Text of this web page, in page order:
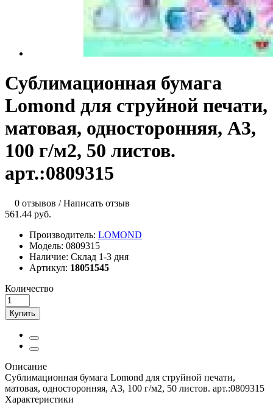
Сублимационная бумага
Lomond для струйной печати,
матовая, односторонняя, А3,
100 г/м2, 50 листов.
арт.:0809315
0 отзывов /Написать отзыв
561.44 руб.
Производитель: LOMOND
Модель: 0809315
Наличие: Склад 1-3 дня
Артикул: 18051545
Количество
Купить
Описание
Сублимационная бумага Lomond для струйной печати,
матовая, односторонняя, А3, 100 г/м2, 50 листов. арт.:0809315
Характеристики